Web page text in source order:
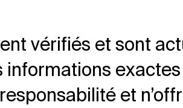
vérifiés et sont
et